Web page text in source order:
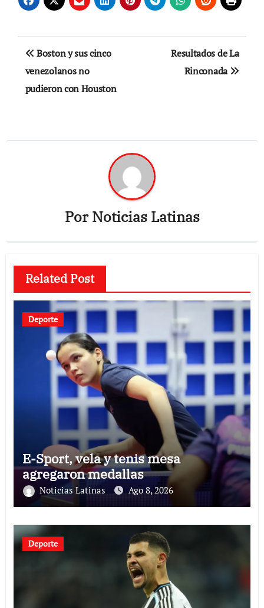
Navegación
de
entradas
Boston y sus cinco
venezolanos no
pudieron con Houston
Resultados de La
Rinconada
PorNoticias Latinas
Related Post
Deporte
E-Sport, vela y tenis mesa
agregaron medallas
Noticias Latinas Ago 8, 2026
Deporte